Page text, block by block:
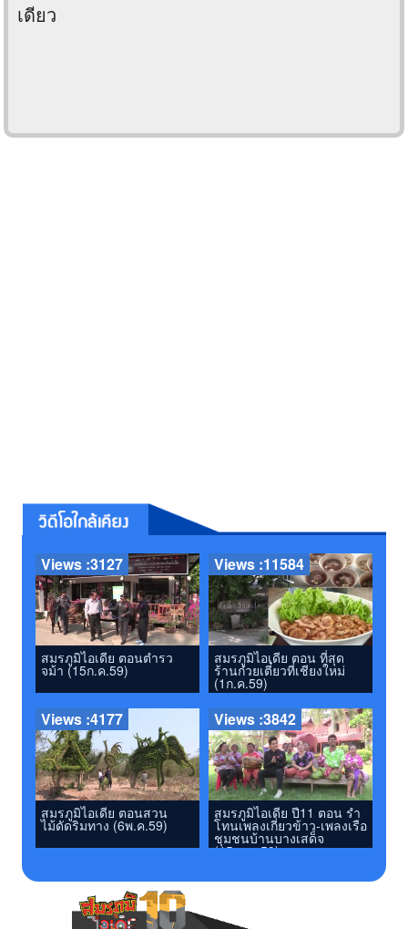
เดียว
Views :3127
สมรภูมิไอเดีย ตอนตํารว
จม้า (15ก.ค.59)
Views :11584
สมรภูมิไอเดีย ตอน ที่สุด
ร้านก๋วยเตี๋ยวที่เชียงใหม่
(1ก.ค.59)
Views :4177
สมรภูมิไอเดีย ตอนสวน
ไม้ดัดริมทาง (6พ.ค.59)
Views :3842
สมรภูมิไอเดีย ปี11 ตอน รํา
โทนเพลงเกี่ยวข้าว-เพลงเรือ
ชุมชนบ้านบางเสด็จ
(15เม.ย.59)